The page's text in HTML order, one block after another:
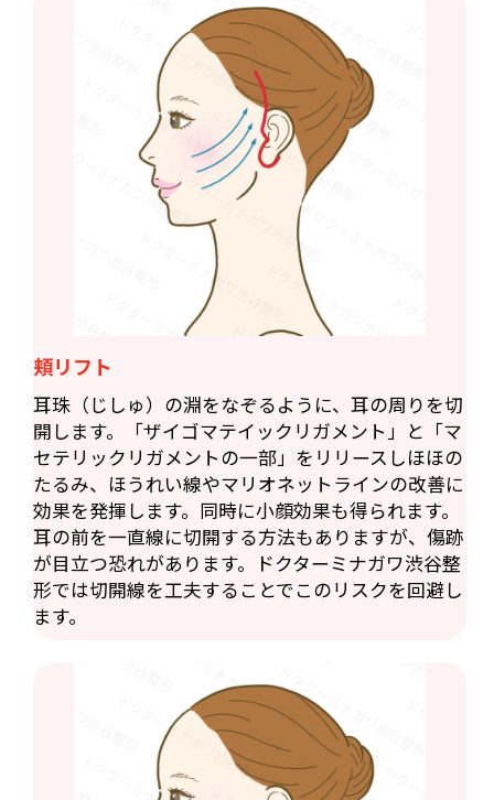
頬リフト
耳珠（じしゅ）の淵をなぞるように、耳の周りを切
開します。「ザイゴマテイックリガメント」と「マ
セテリックリガメントの一部」をリリースしほほの
たるみ、ほうれい線やマリオネットラインの改善に
効果を発揮します。同時に小顔効果も得られます。
耳の前を一直線に切開する方法もありますが、傷跡
が目立つ恐れがあります。ドクターミナガワ渋谷整
形では切開線を工夫することでこのリスクを回避し
ます。